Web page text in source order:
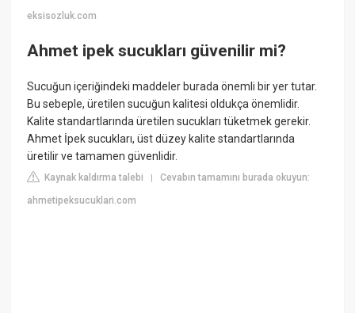
eksisozluk.com
Ahmet ipek sucukları güvenilir mi?
Sucuğun içeriğindeki maddeler burada önemli bir yer tutar.
Bu sebeple, üretilen sucuğun kalitesi oldukça önemlidir.
Kalite standartlarında üretilen sucukları tüketmek gerekir.
Ahmet İpek sucukları, üst düzey kalite standartlarında
üretilir ve tamamen güvenlidir.
Kaynak kaldırma talebi |Cevabın tamamını burada okuyun:
ahmetipeksucuklari.com